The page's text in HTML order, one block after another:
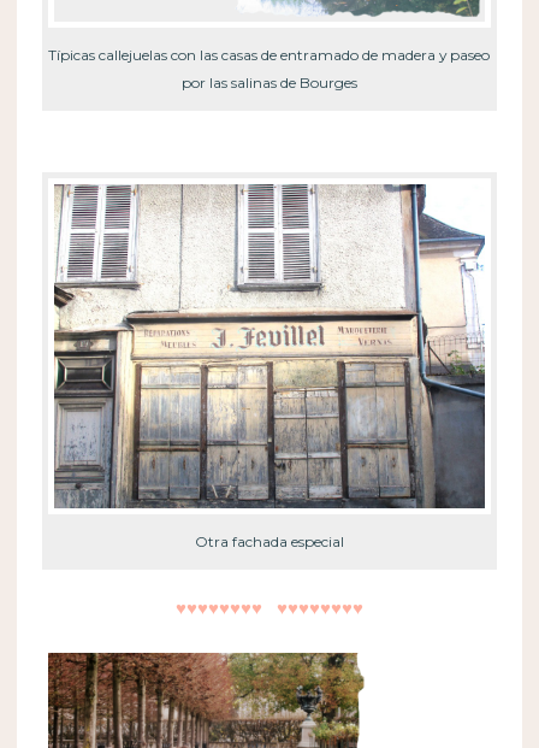
Típicas callejuelas con las casas de entramado de madera y paseo
por las salinas de Bourges
Otra fachada especial
♥♥♥♥♥♥♥♥ ♥♥♥♥♥♥♥♥